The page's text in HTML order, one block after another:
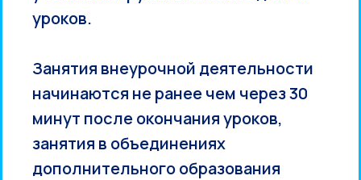
уроков.
Занятия внеурочной деятельности
начинаются не ранее чем через 30
минут после окончания уроков,
занятия в объединениях
дополнительного образования